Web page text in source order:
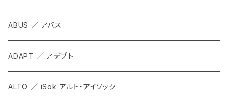
ABUS ／ アバス
ADAPT ／ アデプト
ALTO ／ iSok アルト・アイソック